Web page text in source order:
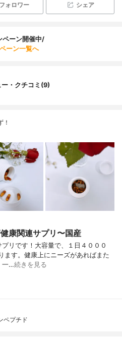
フォロワー シェア
ペーン開催中/
ーン一覧へ
・クチコミ(9)
！
康関連サプリ〜国産
リです！大容量で、１日４０００
ます。健康上にニーズがあればまた
一…続きを見る
ペプチド